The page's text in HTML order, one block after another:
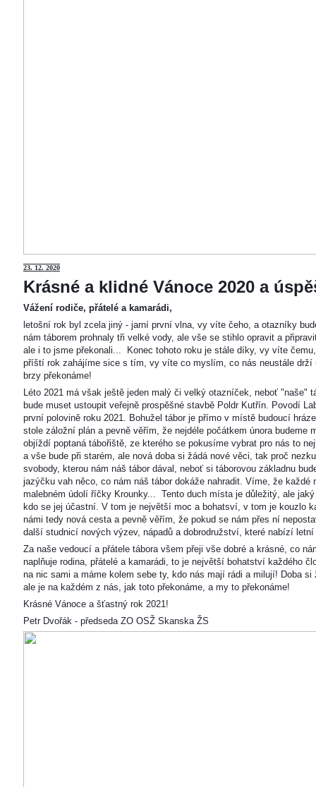
23. 12. 2020
Krásné a klidné Vánoce 2020 a
Vážení rodiče, přátelé a kamarádi,
letošní rok byl zcela jiný - jarní první vlna, vy víte čeho, a otazníky
nám táborem prohnaly tři velké vody, ale vše se stihlo opravit a
ale i to jsme překonali... Konec tohoto roku je stále díky, vy víte
příští rok zahájíme sice s tím, vy víte co myslím, co nás neustále
brzy překonáme!
Léto 2021 má však ještě jeden malý či velký otazníček, neboť "naše"
bude muset ustoupit veřejně prospěšné stavbě Poldr Kutřín. Povodí
první polovině roku 2021. Bohužel tábor je přímo v místě budoucí
stole záložní plán a pevně věřím, že nejdéle počátkem února
objíždí poptaná tábořiště, ze kterého se pokusíme vybrat pro nás to
a vše bude při starém, ale nová doba si žádá nové věci, tak proč
svobody, kterou nám náš tábor dával, neboť si táborovou základnu
jazýčku vah něco, co nám náš tábor dokáže nahradit. Víme, že
malebném údolí říčky Krounky... Tento duch místa je důležitý, ale
kdo se jej účastní. V tom je největší moc a bohatsví, v tom je kouzlo
námi tedy nová cesta a pevně věřím, že pokud se nám přes ní
další studnicí nových výzev, nápadů a dobrodružství, které nabízí letní
Za naše vedoucí a přátele tábora všem přeji vše dobré a krásné, co
naplňuje rodina, přátelé a kamarádi, to je největší bohatství každého
na nic sami a máme kolem sebe ty, kdo nás mají rádi a milují! Doba
ale je na každém z nás, jak toto překonáme, a my to překonáme!
Krásné Vánoce a šťastný rok 2021!
Petr Dvořák - předseda ZO OSŽ Skanska ŽS